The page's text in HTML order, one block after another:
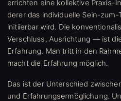
errichten eine kollektive Praxis-
derer das individuelle Sein-
initiierbar wird. Die
Verschluss, Ausrichtung — ist
Erfahrung. Man tritt in den
macht die Erfahrung möglich.
Das ist der Unterschied
und Erfahrungsermöglichung.